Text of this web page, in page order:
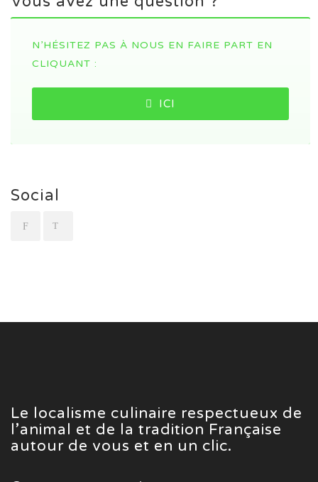
N’HÉSITEZ PAS À NOUS EN FAIRE PART EN
CLIQUANT :
ICI
Social
Le localisme culinaire respectueux de
l’animal et de la tradition Française
autour de vous et en un clic.